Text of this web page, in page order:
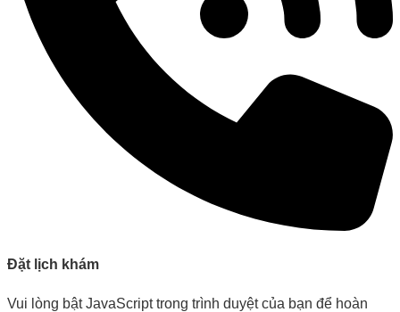
Đặt lịch khám
Vui lòng bật JavaScript trong trình duyệt của bạn để hoàn